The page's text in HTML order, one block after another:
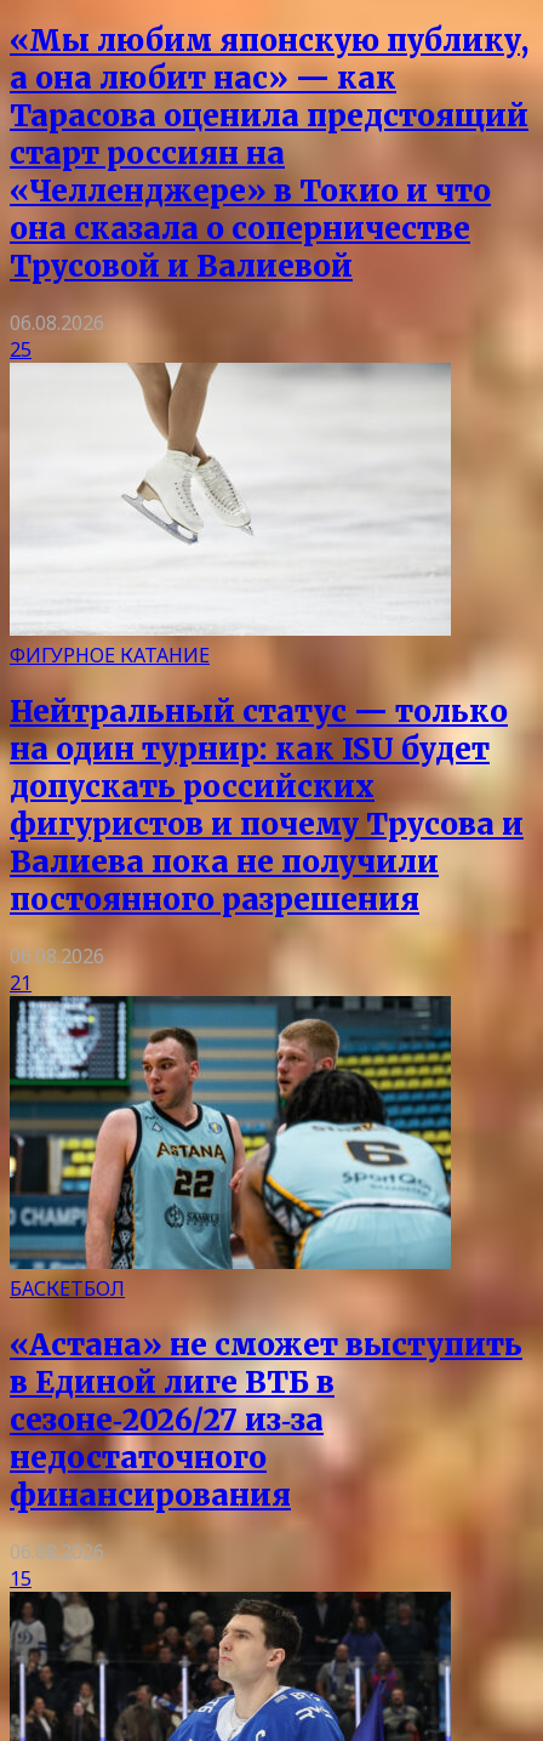
«Мы любим японскую публику,
а она любит нас» — как
Тарасова оценила предстоящий
старт россиян на
«Челленджере» в Токио и что
она сказала о соперничестве
Трусовой и Валиевой
06.08.2026
25
ФИГУРНОЕ КАТАНИЕ
Нейтральный статус — только
на один турнир: как ISU будет
допускать российских
фигуристов и почему Трусова и
Валиева пока не получили
постоянного разрешения
06.08.2026
21
БАСКЕТБОЛ
«Астана» не сможет выступить
в Единой лиге ВТБ в
сезоне‑2026/27 из‑за
недостаточного
финансирования
06.08.2026
15